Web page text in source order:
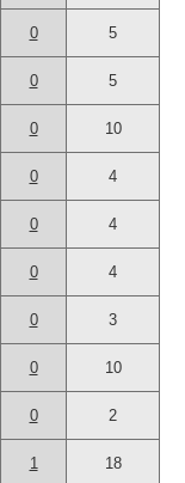
0 5
0 5
0 10
0 4
0 4
0 4
0 3
0 10
0 2
1 18